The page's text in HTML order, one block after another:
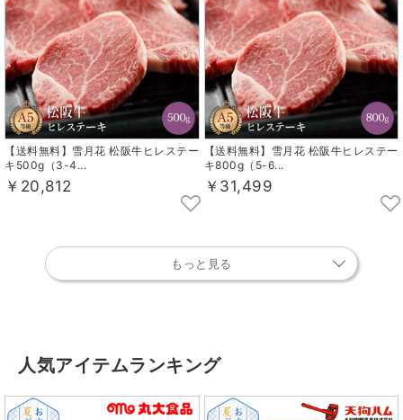
【送料無料】雪月花 松阪牛ヒレステー
キ500g（3-4...
￥20,812
【送料無料】雪月花 松阪牛ヒレステー
キ800g（5-6...
￥31,499
もっと見る
人気アイテムランキング